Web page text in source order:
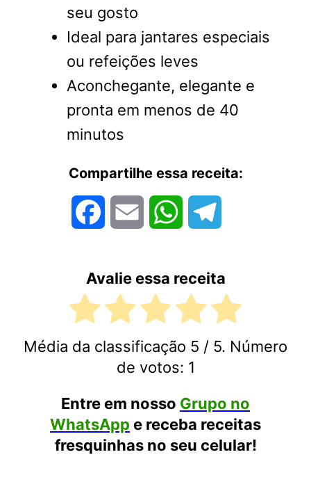
seu gosto
Ideal para jantares especiais
ou refeições leves
Aconchegante, elegante e
pronta em menos de 40
minutos
Compartilhe essa receita:
FacebookEmail WhatsApp
Avalie essa receita
Média da classificação 5 / 5. Número
de votos: 1
Entre em nosso Grupo no
WhatsApp e receba receitas
fresquinhas no seu celular!